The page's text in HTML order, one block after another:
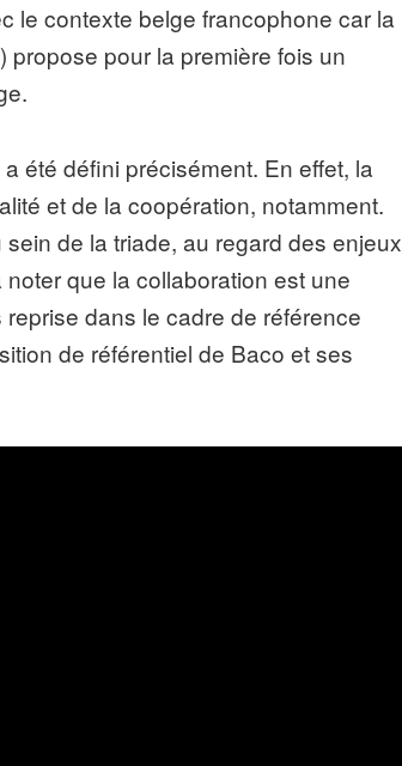
le contexte belge francophone car la
propose pour la première fois un
été défini précisément. En effet, la
et de la coopération, notamment.
de la triade, au regard des enjeux
que la collaboration est une
dans le cadre de référence
de référentiel de Baco et ses